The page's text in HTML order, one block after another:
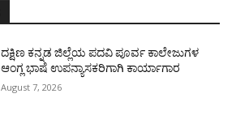
ದಕ್ಷಿಣ ಕನ್ನಡ ಜಿಲ್ಲೆಯ ಪದವಿ ಪೂರ್ವ ಕಾಲೇಜುಗಳ
ಆಂಗ್ಲ ಭಾಷೆ ಉಪನ್ಯಾಸಕರಿಗಾಗಿ ಕಾರ್ಯಾಗಾರ
August 7, 2026